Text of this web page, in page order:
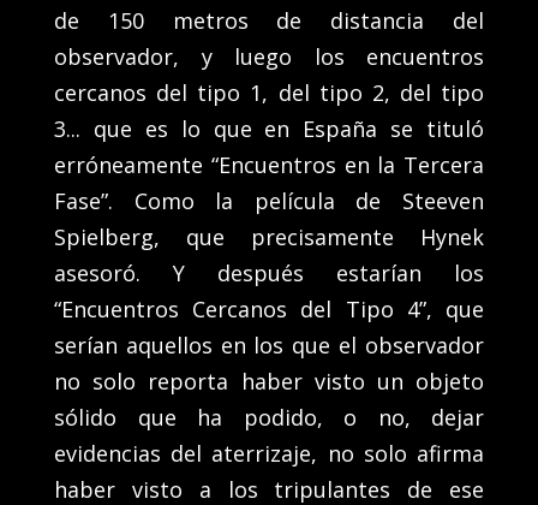
de 150 metros de distancia del
observador, y luego los encuentros
cercanos del tipo 1, del tipo 2, del tipo
3... que es lo que en España se tituló
erróneamente “Encuentros en la Tercera
Fase”. Como la película de Steeven
Spielberg, que precisamente Hynek
asesoró. Y después estarían los
“Encuentros Cercanos del Tipo 4”, que
serían aquellos en los que el observador
no solo reporta haber visto un objeto
sólido que ha podido, o no, dejar
evidencias del aterrizaje, no solo afirma
haber visto a los tripulantes de ese